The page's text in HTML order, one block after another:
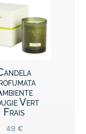
Vert
Frais
49 €